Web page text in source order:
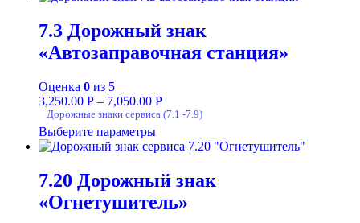
7.3 Дорожный знак
«Автозаправочная станция»
Оценка 0 из 5
3,250.00 Р – 7,050.00 Р
Дорожные знаки сервиса (7.1 -7.9)
Выберите параметры
7.20 Дорожный знак
«Огнетушитель»